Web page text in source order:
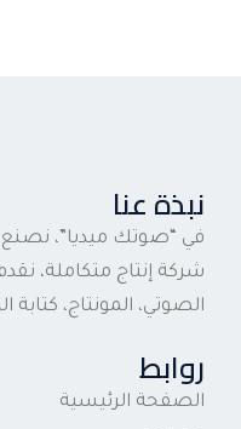
نبذة عنا
في “صوتك ميديا”، نصنع
شركة إنتاج متكاملة، نقدم
الصوتي، المونتاج، كتابة
روابط
الصفحة الرئيسية